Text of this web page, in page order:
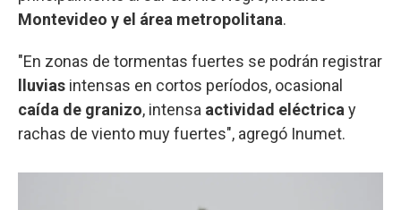
Montevideo y el área metropolitana.
"En zonas de tormentas fuertes se podrán registrar
lluvias intensas en cortos períodos, ocasional
caída de granizo, intensa actividad eléctrica y
rachas de viento muy fuertes", agregó Inumet.